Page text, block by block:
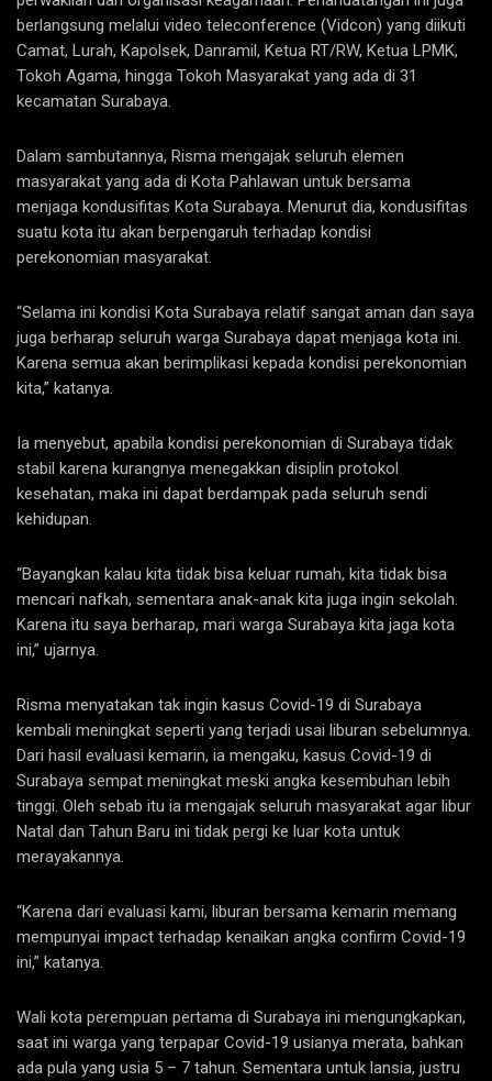
berlangsung melalui video teleconference (Vidcon) yang diikuti
Camat, Lurah, Kapolsek, Danramil, Ketua RT/RW, Ketua LPMK,
Tokoh Agama, hingga Tokoh Masyarakat yang ada di 31
kecamatan Surabaya.
Dalam sambutannya, Risma mengajak seluruh elemen
masyarakat yang ada di Kota Pahlawan untuk bersama
menjaga kondusifitas Kota Surabaya. Menurut dia, kondusifitas
suatu kota itu akan berpengaruh terhadap kondisi
perekonomian masyarakat.
“Selama ini kondisi Kota Surabaya relatif sangat aman dan saya
juga berharap seluruh warga Surabaya dapat menjaga kota ini.
Karena semua akan berimplikasi kepada kondisi perekonomian
kita,” katanya.
Ia menyebut, apabila kondisi perekonomian di Surabaya tidak
stabil karena kurangnya menegakkan disiplin protokol
kesehatan, maka ini dapat berdampak pada seluruh sendi
kehidupan.
“Bayangkan kalau kita tidak bisa keluar rumah, kita tidak bisa
mencari nafkah, sementara anak-anak kita juga ingin sekolah.
Karena itu saya berharap, mari warga Surabaya kita jaga kota
ini,” ujarnya.
Risma menyatakan tak ingin kasus Covid-19 di Surabaya
kembali meningkat seperti yang terjadi usai liburan sebelumnya.
Dari hasil evaluasi kemarin, ia mengaku, kasus Covid-19 di
Surabaya sempat meningkat meski angka kesembuhan lebih
tinggi. Oleh sebab itu ia mengajak seluruh masyarakat agar libur
Natal dan Tahun Baru ini tidak pergi ke luar kota untuk
merayakannya.
“Karena dari evaluasi kami, liburan bersama kemarin memang
mempunyai impact terhadap kenaikan angka confirm Covid-19
ini,” katanya.
Wali kota perempuan pertama di Surabaya ini mengungkapkan,
saat ini warga yang terpapar Covid-19 usianya merata, bahkan
ada pula yang usia 5 – 7 tahun. Sementara untuk lansia, justru